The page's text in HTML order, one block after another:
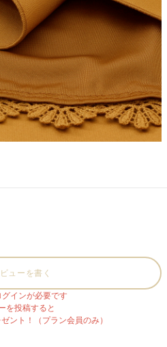
ューを書く
グインが必要です
を投稿すると
ント！（プラン会員のみ）